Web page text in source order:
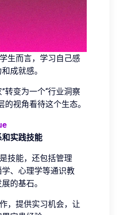
生而言，学习自己感
成就感。
转变为一个“行业洞察
视角看待这个生态。
实践技能
技能，还包括管理
、心理学等通识教
的基石。
，提供实习机会，让